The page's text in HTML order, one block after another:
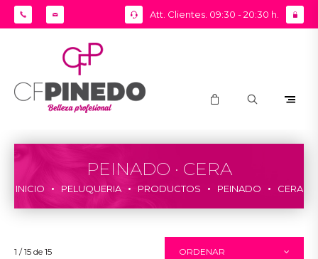
Att. Clientes. 09:30 - 20:30 h.
PEINADO · CERA
INICIO PELUQUERIA PRODUCTOS PEINADO CERA
1 / 15 de 15 ORDENAR